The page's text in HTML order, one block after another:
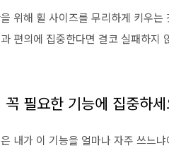
위해 휠 사이즈를 무리하게 키우
편의에 집중한다면 결코 실패하지
꼭 필요한 기능에 집중하
내가 이 기능을 얼마나 자주 쓰느